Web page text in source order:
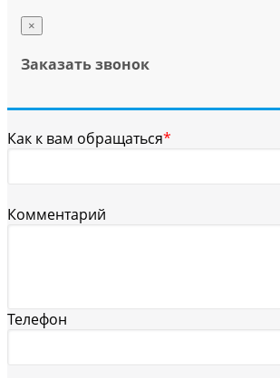
×
Заказать звонок
Как к вам обращаться*
Комментарий
Телефон